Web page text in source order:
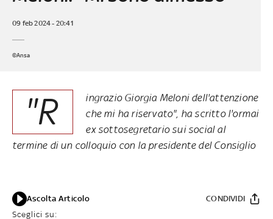
09 feb 2024 - 20:41
©Ansa
"R
ingrazio Giorgia Meloni dell'attenzione
che mi ha riservato", ha scritto l'ormai
ex sottosegretario sui social al
termine di un colloquio con la presidente del Consiglio
Ascolta Articolo
Sceglici su:
CONDIVIDI